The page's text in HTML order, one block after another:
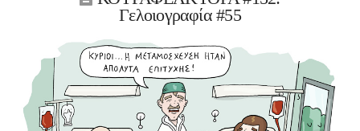
Γελοιογραφία #55